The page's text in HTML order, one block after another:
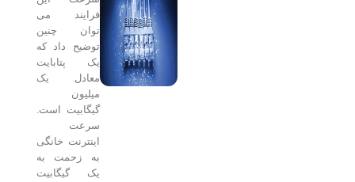
فرایند می
توان چنین
توضیح داد که
یک پتابایت
معادل یک
گیگابیت است.
اینترنت خانگی
به زحمت به
یک گیگابیت